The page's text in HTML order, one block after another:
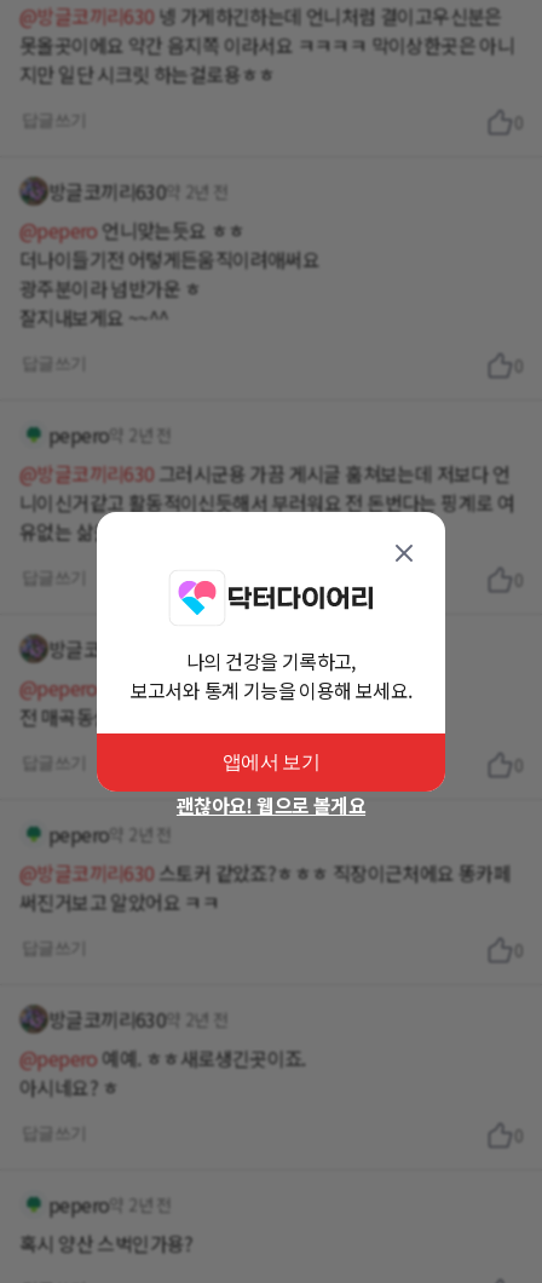
@방글코끼리630넹 가게하긴하는데 언니처럼 결이고우신분은
못올곳이에요 약간 음지쪽 이라서요 ㅋㅋㅋㅋ 막이상한곳은 아니
지만 일단 시크릿 하는걸로용ㅎㅎ
방글코끼리630약 2년 전
@pepero언니맞는듯요 ㅎㅎ
더나이들기전 어텋게든움직이려애써요
광주분이라 넘반가운 ㅎ
잘지내보게요 ~~^^
pepero약 2년 전
@방글코끼리630 그러시군용 가끔 게시글 훔쳐보는데 저보다 언
니이신거같고 활동적이신듯해서 부러워요 전 돈번다는 핑계로 여
유없는 삶을살다보니 그저마냥부럽♡
방글코끼리630 약 2년 전
@pepero
ㅎㅎㅎㅎ이쪽으로. 오늘한번가봤어요 ㅎ
전 매곡동살아요 ㅎ
pepero약 2년 전
@방글코끼리630 스토커 같았죠?ㅎㅎㅎ 직장이근처에요 똥카페
써진거보고 알았어요 ㅋㅋ
방글코끼리630약 2년 전
@pepero예예. ㅎㅎ새로생긴곳이죠.
아시네요? ㅎ
pepero약 2년 전
혹시 양산 스벅인가용?
나의 건강을 기록하고,
보고서와 통계 기능을 이용해 보세요.
앱에서 보기
괜찮아요! 웹으로 볼게요